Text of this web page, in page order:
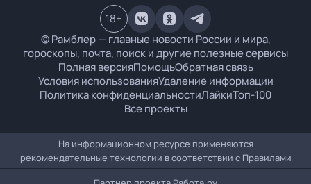
© Рамблер — главные новости России и мира,
гороскопы, почта, поиск и другие полезные сервисы
Полная версияПомощьОбратная связь
Условия использованияУдаление информации
Политика конфиденциальностиЛайкиТоп-100
Все проекты
18+
На информационном ресурсе применяются
рекомендательные технологии в соответствии с Правилами